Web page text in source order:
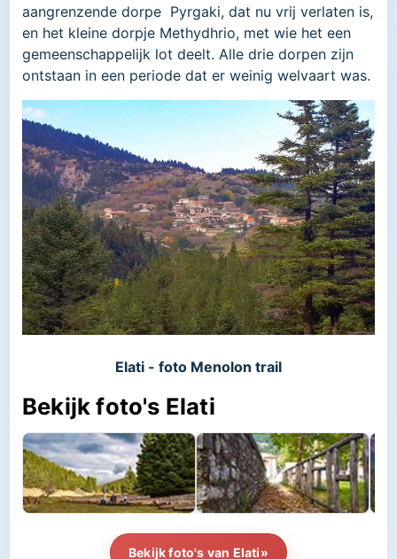
aangrenzende dorpe Pyrgaki, dat nu vrij verlaten is,
en het kleine dorpje Methydhrio, met wie het een
gemeenschappelijk lot deelt. Alle drie dorpen zijn
ontstaan in een periode dat er weinig welvaart was.
Elati - foto Menolon trail
Bekijk foto's Elati
Bekijk foto's van Elati»